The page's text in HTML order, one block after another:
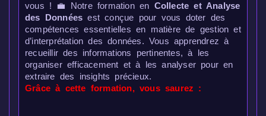
vous ! 💼 Notre formation en Collecte et Analyse
des Données est conçue pour vous doter des
compétences essentielles en matière de gestion et
d’interprétation des données. Vous apprendrez à
recueillir des informations pertinentes, à les
organiser efficacement et à les analyser pour en
extraire des insights précieux.
Grâce à cette formation, vous saurez :